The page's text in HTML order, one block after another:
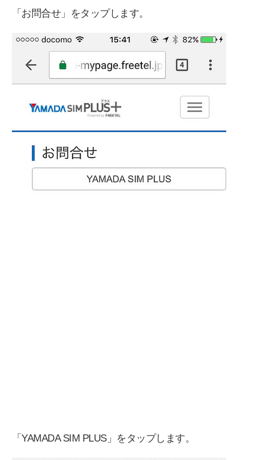
「お問合せ」をタップします。
「YAMADA SIM PLUS」をタップします。